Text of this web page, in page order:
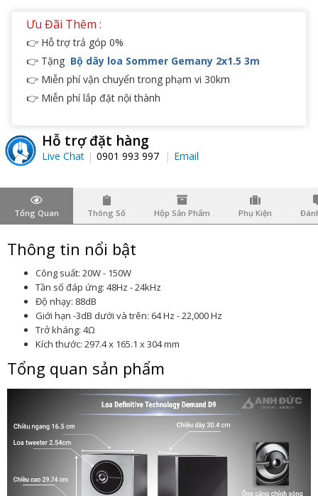
Ưu Đãi Thêm :
👉 Hỗ trợ trả góp 0%
👉 Tặng Bộ dây loa Sommer Gemany 2x1.5 3m
👉 Miễn phí vận chuyển trong phạm vi 30km
👉 Miễn phí lắp đặt nội thành
Hỗ trợ đặt hàng
Live Chat 0901 993 997 Email
Tổng Quan Thông Số Hộp Sản Phẩm Phụ Kiện
Thông tin nổi bật
Công suất: 20W - 150W
Tần số đáp ứng: 48Hz - 24kHz
Độ nhạy: 88dB
Giới hạn -3dB dưới và trên: 64 Hz - 22,000 Hz
Trở kháng: 4Ω
Kích thước: 297.4 x 165.1 x 304 mm
Tổng quan sản phẩm